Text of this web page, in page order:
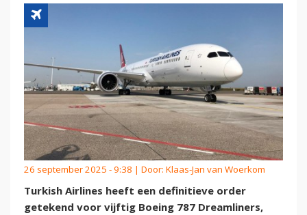
26 september 2025 - 9:38 | Door: Klaas-Jan van Woerkom
Turkish Airlines heeft een definitieve order
getekend voor vijftig Boeing 787 Dreamliners,